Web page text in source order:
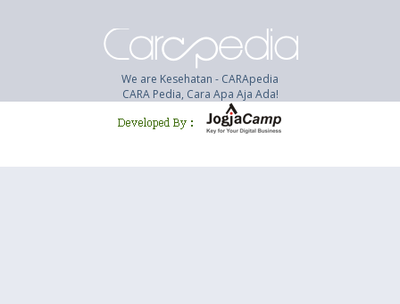
We are Kesehatan - CARApedia
CARA Pedia, Cara Apa Aja Ada!